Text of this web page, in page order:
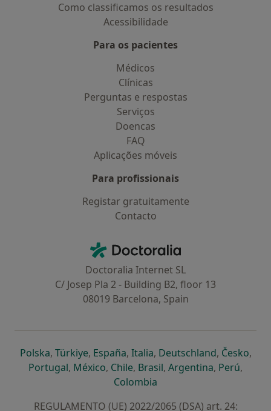
Como classificamos os resultados
Acessibilidade
Para os pacientes
Médicos
Clínicas
Perguntas e respostas
Serviços
Doencas
FAQ
Aplicações móveis
Para profissionais
Registar gratuitamente
Contacto
Doctoralia - Homepage
Doctoralia Internet SL
C/ Josep Pla 2 - Building B2, floor 13
08019 Barcelona, Spain
Polskaabre num novo separador
, Türkiyeabre num novo separador
, Españaabre num novo separador
, Italiaabre num novo
, Deutschlandabre num
, Česko,
Portugalabre num novo separador
, Méxicoabre num novo separador
, Chileabre num novo separador
, Brasilabre num novo
, Argentinaabre num
, Perúabre
,
Colombia
REGULAMENTO (UE) 2022/2065 (DSA) art. 24: